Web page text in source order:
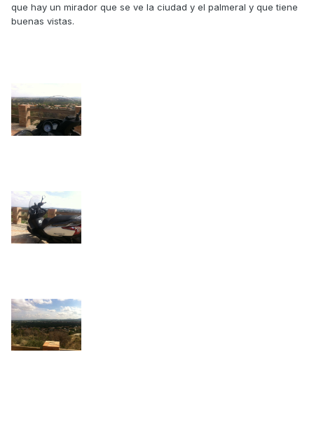
que hay un mirador que se ve la ciudad y el palmeral y que tiene
buenas vistas.